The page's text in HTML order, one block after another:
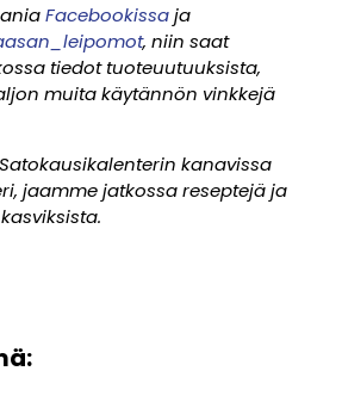
Facebookissaja
, niin saat
tiedot tuoteuutuuksista,
muita käytännön vinkkejä
kanavissa
jaamme jatkossa reseptejä ja